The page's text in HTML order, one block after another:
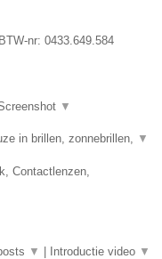
nr: 0433.649.584
▼
in brillen, zonnebrillen, ▼
Contactlenzen,
▼ Introductie video ▼